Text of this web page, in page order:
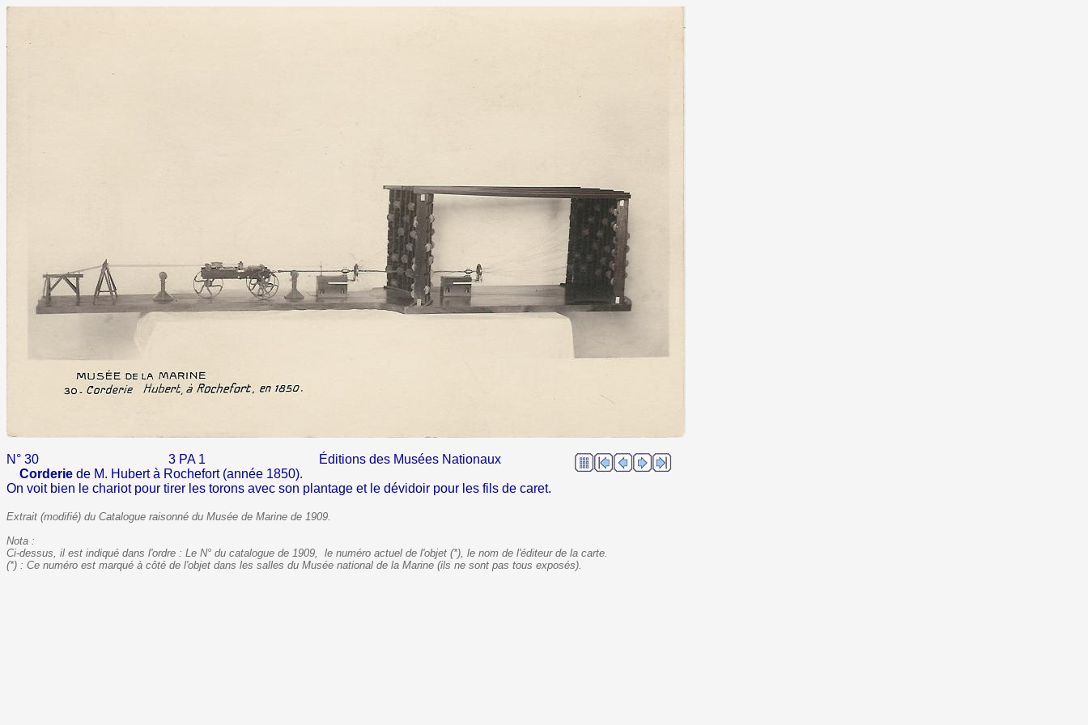
N° 30 3 PA 1
Éditions des Musées Nationaux
Corderie de M. Hubert à Rochefort (année 1850).
On voit bien le chariot pour tirer les torons avec son plantage et le dévidoir pour les fils de caret.
Extrait (modifié) du Catalogue raisonné du Musée de Marine de 1909.
Nota :
Ci-dessus, il est indiqué dans l'ordre : Le N° du catalogue de 1909, le numéro actuel de l'objet (*), le nom de l'éditeur de la carte.
(*) : Ce numéro est marqué à côté de l'objet dans les salles du Musée national de la Marine (ils ne sont pas tous exposés).